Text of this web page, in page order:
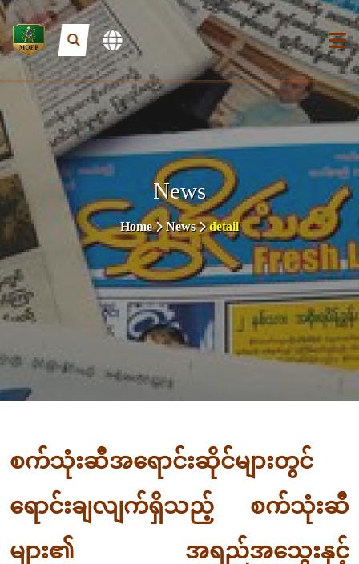
News
Home News detail
စက်သုံးဆီအရောင်းဆိုင်များတွင်
ရောင်းချလျက်ရှိသည့် စက်သုံးဆီ
များ၏ အရည်အသွေးနှင့်